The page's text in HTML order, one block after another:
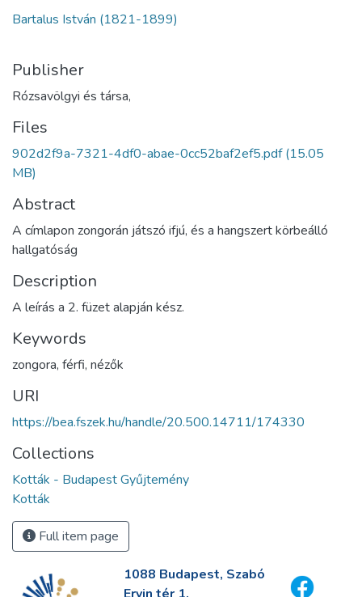
Bartalus István (1821-1899)
Publisher
Rózsavölgyi és társa,
Files
902d2f9a-7321-4df0-abae-0cc52baf2ef5.pdf(15.05
MB)
Abstract
A címlapon zongorán játszó ifjú, és a hangszert körbeálló
hallgatóság
Description
A leírás a 2. füzet alapján kész.
Keywords
zongora, férfi, nézők
URI
https://bea.fszek.hu/handle/20.500.14711/174330
Collections
Kották - Budapest Gyűjtemény
Kották
Full item page
1088 Budapest, Szabó